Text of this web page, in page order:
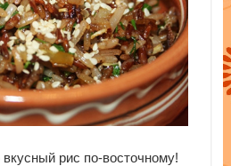
рис по-восточному!